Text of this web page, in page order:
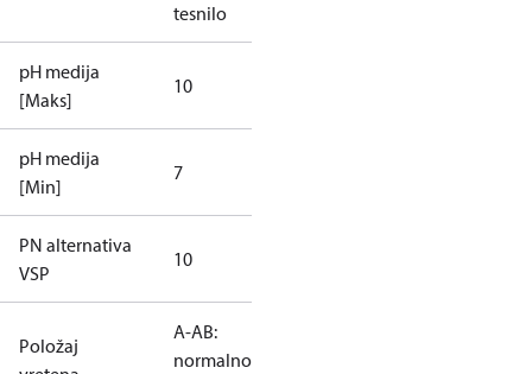
tesnilo
pH medija
[Maks]
10
pH medija
[Min]
7
PN alternativa
VSP
10
Položaj
A-AB:
normalno